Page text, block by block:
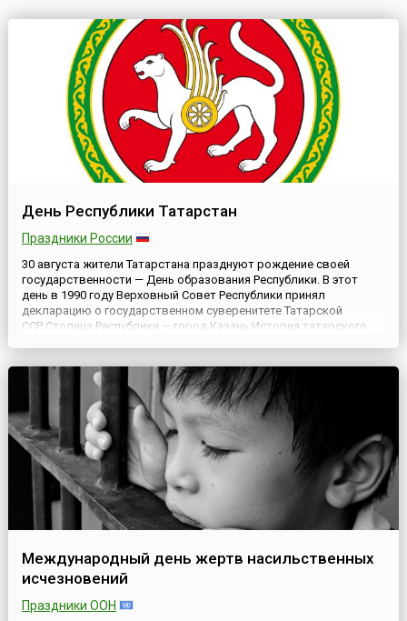
День Республики Татарстан
Праздники России
30 августа жители Татарстана празднуют рождение своей
государственности — День образования Республики. В этот
день в 1990 году Верховный Совет Республики принял
декларацию о государственном суверенитете Татарской
ССР.Столица Республики — город Казань.История татарского
сопротивлялис...
Международный день жертв насильственных
исчезновений
Праздники ООН